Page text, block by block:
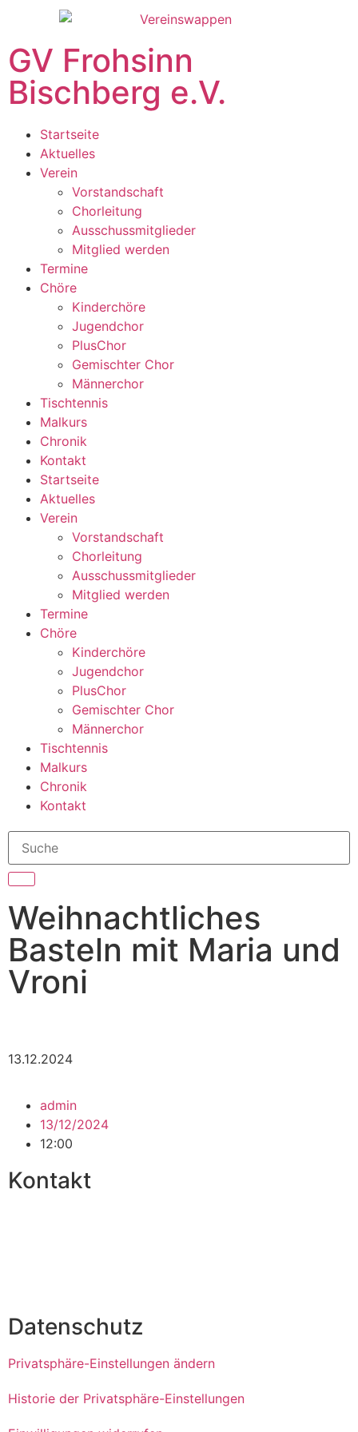
GV Frohsinn
Bischberg e.V.
Startseite
Aktuelles
Verein
Vorstandschaft
Chorleitung
Ausschussmitglieder
Mitglied werden
Termine
Chöre
Kinderchöre
Jugendchor
PlusChor
Gemischter Chor
Männerchor
Tischtennis
Malkurs
Chronik
Kontakt
Startseite
Aktuelles
Verein
Vorstandschaft
Chorleitung
Ausschussmitglieder
Mitglied werden
Termine
Chöre
Kinderchöre
Jugendchor
PlusChor
Gemischter Chor
Männerchor
Tischtennis
Malkurs
Chronik
Kontakt
Weihnachtliches
Basteln mit Maria und
Vroni
13.12.2024
admin
13/12/2024
12:00
Kontakt
Datenschutz
Privatsphäre-Einstellungen ändern
Historie der Privatsphäre-Einstellungen